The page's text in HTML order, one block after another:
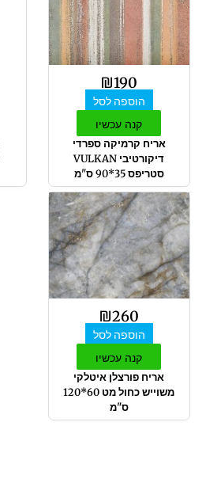
₪190
הוספה לסל
קנה עכשיו
אריח קרמיקה ספרדי
דיקורטיבי VULKAN
סטריפס 35*90 ס"מ
₪260
הוספה לסל
קנה עכשיו
אריח פורצלן איטלקי
משוייש כחול מט 60*120
ס"מ